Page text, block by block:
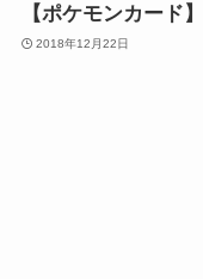
【ポケモンカード
2018年12月22日